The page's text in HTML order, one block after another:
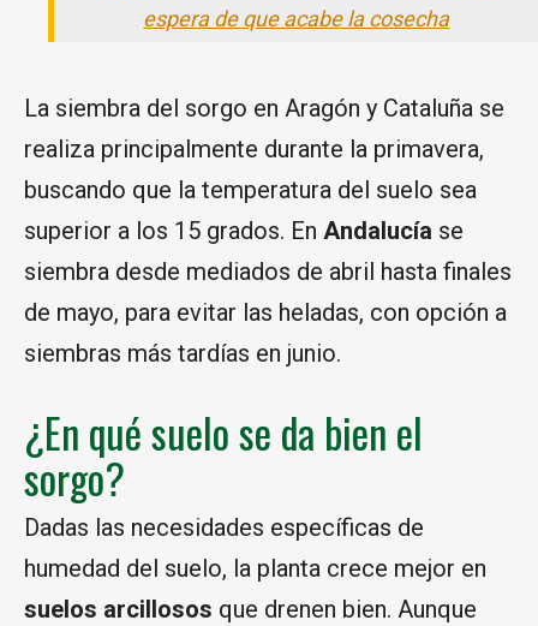
espera de que acabe la cosecha
La siembra del sorgo en Aragón y Cataluña se
realiza principalmente durante la primavera,
buscando que la temperatura del suelo sea
superior a los 15 grados. En Andalucía se
siembra desde mediados de abril hasta finales
de mayo, para evitar las heladas, con opción a
siembras más tardías en junio.
¿En qué suelo se da bien el
sorgo?
Dadas las necesidades específicas de
humedad del suelo, la planta crece mejor en
suelos arcillosos que drenen bien. Aunque